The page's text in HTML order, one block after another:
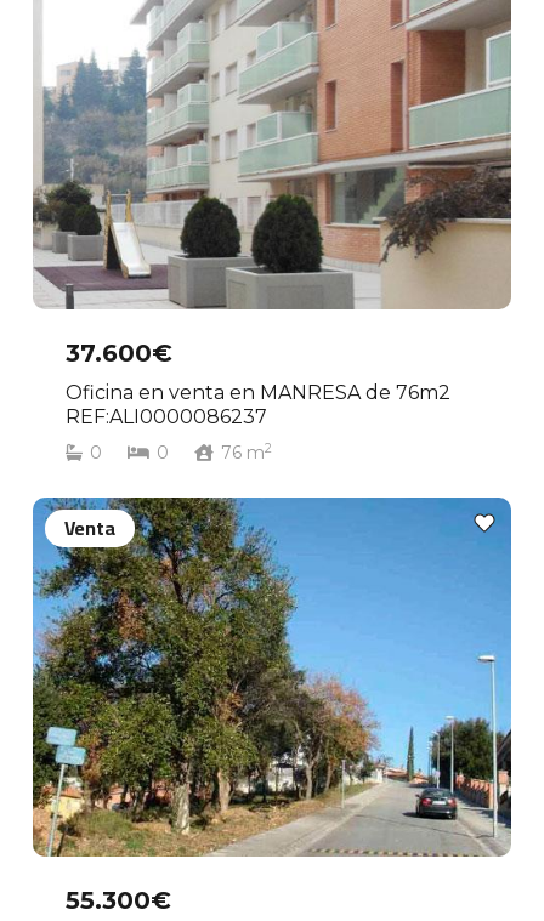
37.600€
Oficina en venta en MANRESA de 76m2
REF:ALI0000086237
0 0 76m2
55.300€
Venta